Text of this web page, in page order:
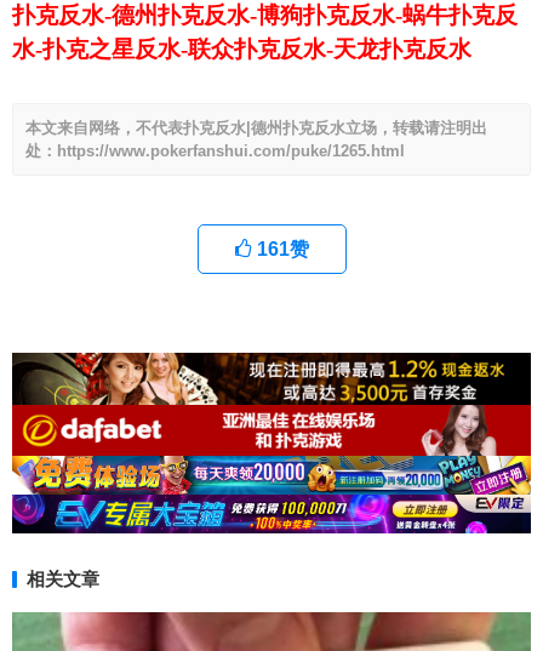
扑克反水-德州扑克反水-博狗扑克反水-蜗牛扑克反
水-扑克之星反水-联众扑克反水-天龙扑克反水
本文来自网络，不代表扑克反水|德州扑克反水立场，转载请注明出
处：https://www.pokerfanshui.com/puke/1265.html
161赞
相关文章